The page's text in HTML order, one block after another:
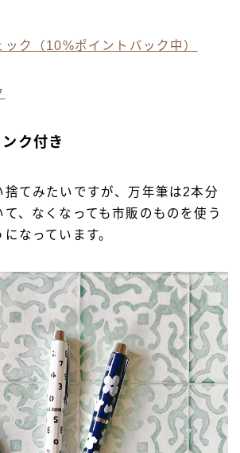
ック（10%ポイントバック中）
ク付き
捨てみたいですが、万年筆は2本分
、なくなっても市販のものを使う
なっています。